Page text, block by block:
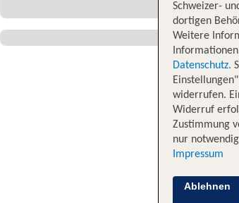
Schweizer-
dortigen
Weitere
Datenschutz.
widerrufen.
Widerruf
Zustimmung
nur
Impressum
Ablehnen